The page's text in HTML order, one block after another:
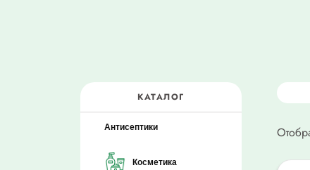
КАТАЛОГ
Антисептики
Косметика